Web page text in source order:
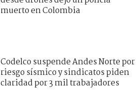
muerto en Colombia
Codelco suspende Andes Norte por
riesgo sísmico y sindicatos piden
claridad por 3 mil trabajadores